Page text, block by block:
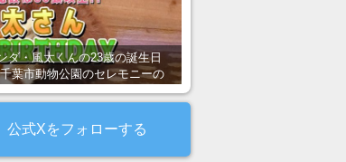
ダ・風太くんの23歳の誕生日
葉市動物公園のセレモニーの
公式Xをフォローする